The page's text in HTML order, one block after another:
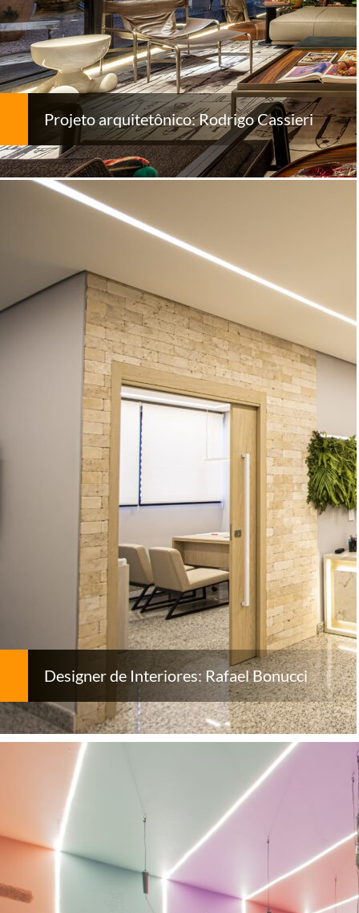
Projeto arquitetônico: Rodrigo Cassieri
Designer de Interiores: Rafael Bonucci